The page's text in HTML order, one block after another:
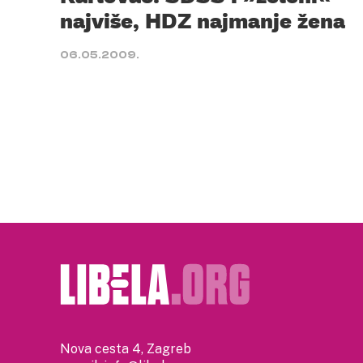
najviše, HDZ najmanje žena
06.05.2009.
Nova cesta 4, Zagreb